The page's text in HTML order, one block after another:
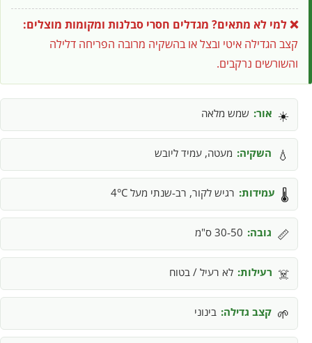
❌ למי לא מתאים? מגדלים חסרי סבלנות ומקומות מוצלים:
קצב הגדילה איטי ובצל או בהשקיה מרובה הפריחה דלילה
והשורשים נרקבים.
☀️ אור: שמש מלאה
💧 השקיה: מעטה, עמיד ליובש
🌡️ עמידות: רגיש לקור, רב-שנתי מעל 4°C
📏 גובה: 30-50 ס"מ
☠️ רעילות: לא רעיל / בטוח
🌱 קצב גדילה: בינוני